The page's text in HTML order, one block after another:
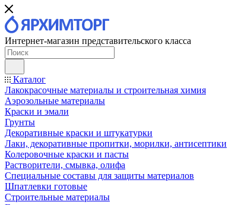
Интернет-магазин представительского класса
Каталог
Лакокрасочные материалы и строительная химия
Аэрозольные материалы
Краски и эмали
Грунты
Декоративные краски и штукатурки
Лаки, декоративные пропитки, морилки, антисептики
Колеровочные краски и пасты
Растворители, смывка, олифа
Специальные составы для защиты материалов
Шпатлевки готовые
Строительные материалы